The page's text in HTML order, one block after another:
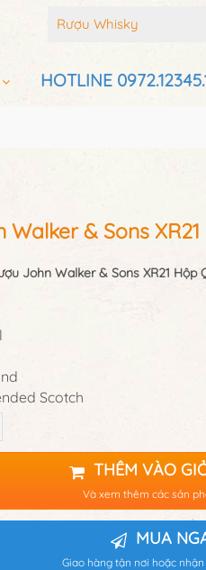
Rượu Whisky
HOTLINE
Walker & Sons
John Walker & Sons XR21 Hộp
Scotch
THÊM VÀO
Và xem thêm các sản
MUA
Giao hàng tận nơi hoặc